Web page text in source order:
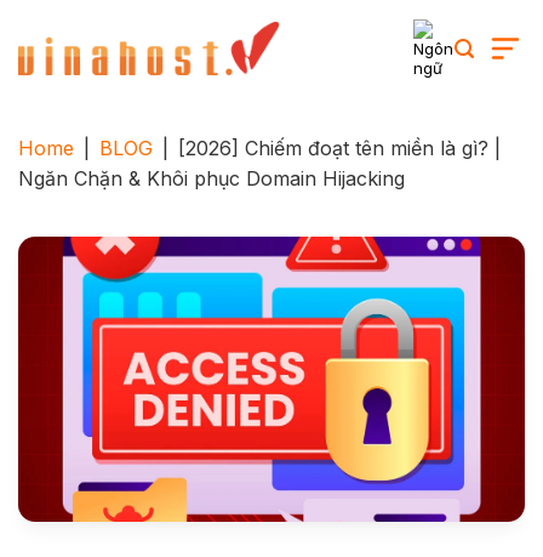
content
Home BLOG
[2026] Chiếm đoạt tên miền là gì? |
Ngăn Chặn & Khôi phục Domain Hijacking